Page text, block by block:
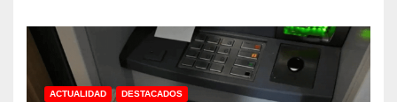
ACTUALIDAD DESTACADOS